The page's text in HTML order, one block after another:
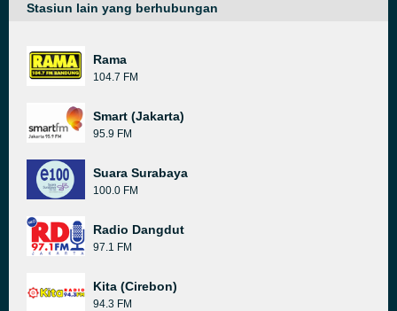
Stasiun lain yang berhubungan
Rama
104.7 FM
Smart (Jakarta)
95.9 FM
Suara Surabaya
100.0 FM
Radio Dangdut
97.1 FM
Kita (Cirebon)
94.3 FM